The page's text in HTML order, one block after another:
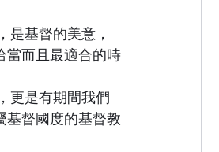
當而且最適合的時
基督國度的基督教